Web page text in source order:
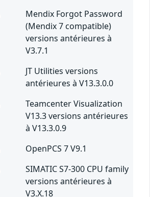
Mendix Forgot Password
(Mendix 7 compatible)
versions antérieures à
V3.7.1
JT Utilities versions
antérieures à V13.3.0.0
Teamcenter Visualization
V13.3 versions antérieures
à V13.3.0.9
OpenPCS 7 V9.1
SIMATIC S7-300 CPU family
versions antérieures à
V3.X.18